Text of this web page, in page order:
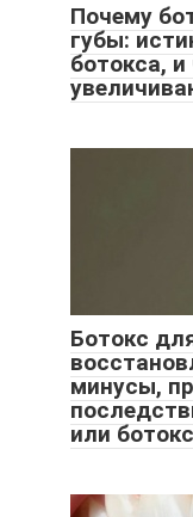
Почему
губы:
ботокса,
Ботокс
минусы,
или